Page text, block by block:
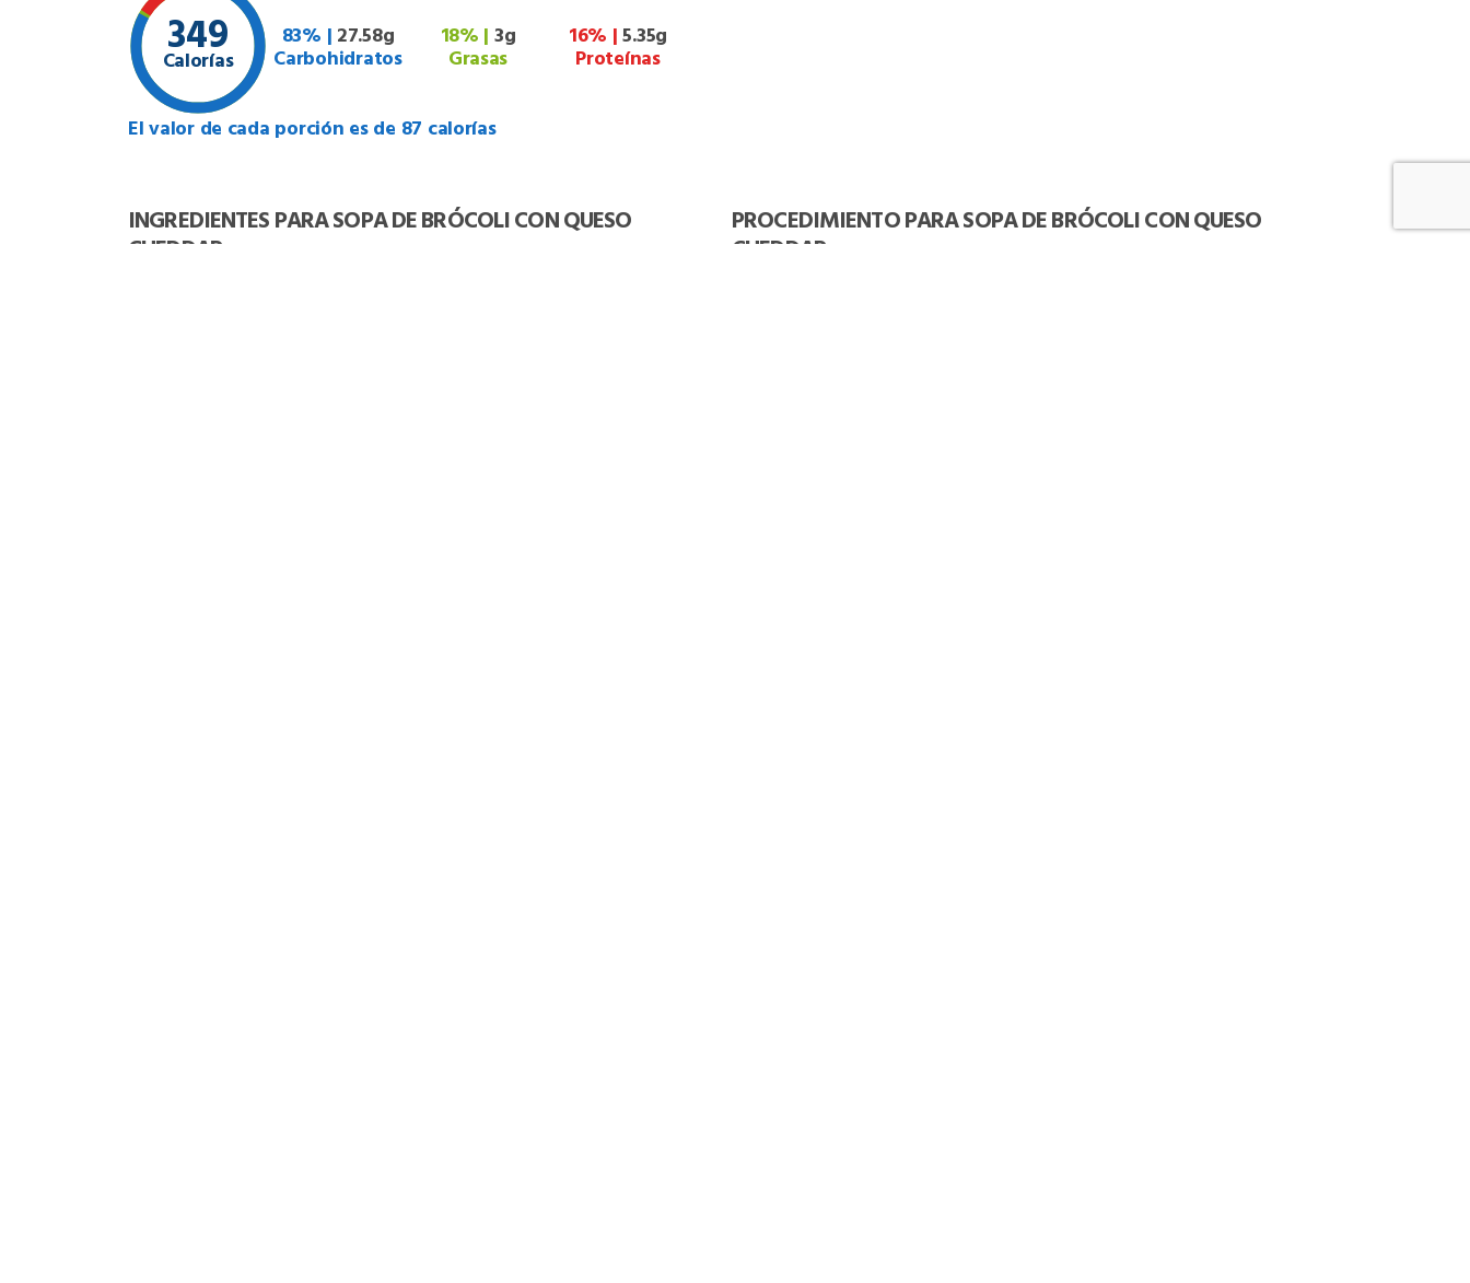
349
Calorías
83% | 27.58g
Carbohidratos
18% | 3g
Grasas
16% |5.35g
Proteínas
El valor de cada porción es de 87 calorías
INGREDIENTES PARA SOPA DE BRÓCOLI CON QUESO
CHEDDAR
PROCEDIMIENTO PARA SOPA DE BRÓCOLI CON QUESO
CHEDDAR